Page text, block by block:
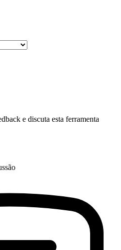
e discuta esta ferramenta